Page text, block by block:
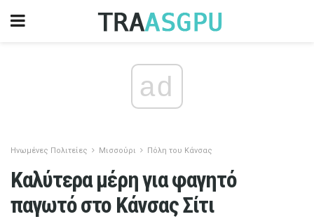
ad
Ηνωμένες Πολιτείες Μισσούρι Πόλη του Κάνσας
Καλύτερα μέρη για φαγητό
παγωτό στο Κάνσας Σίτι